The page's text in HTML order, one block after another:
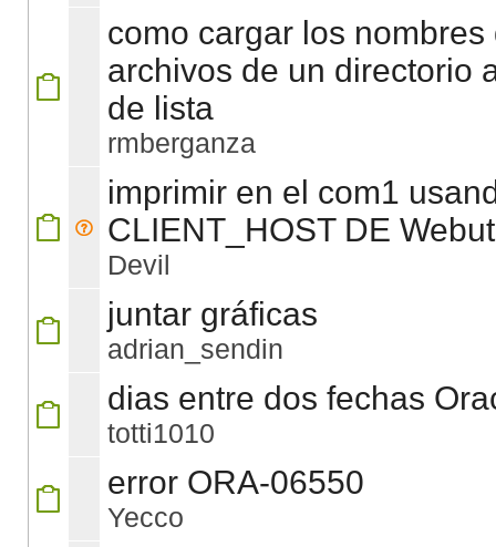
como cargar los nombres
archivos de un directorio
de lista
rmberganza
imprimir en el com1
CLIENT_HOST DE
Devil
juntar gráficas
adrian_sendin
dias entre dos fechas
totti1010
error ORA-06550
Yecco